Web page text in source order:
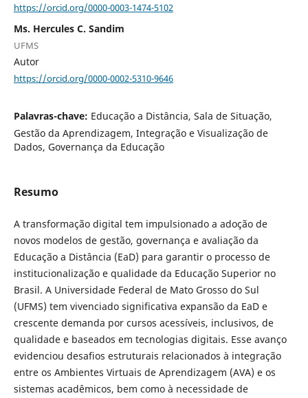
https://orcid.org/0000-0003-1474-5102
Ms. Hercules C. Sandim
UFMS
Autor
https://orcid.org/0000-0002-5310-9646
Palavras-chave: Educação a Distância, Sala de Situação,
Gestão da Aprendizagem, Integração e Visualização de
Dados, Governança da Educação
Resumo
A transformação digital tem impulsionado a adoção de
novos modelos de gestão, governança e avaliação da
Educação a Distância (EaD) para garantir o processo de
institucionalização e qualidade da Educação Superior no
Brasil. A Universidade Federal de Mato Grosso do Sul
(UFMS) tem vivenciado significativa expansão da EaD e
crescente demanda por cursos acessíveis, inclusivos, de
qualidade e baseados em tecnologias digitais. Esse avanço
evidenciou desafios estruturais relacionados à integração
entre os Ambientes Virtuais de Aprendizagem (AVA) e os
sistemas acadêmicos, bem como à necessidade de